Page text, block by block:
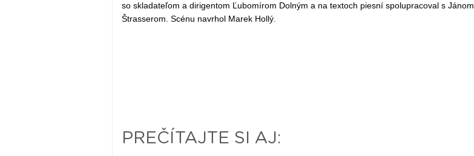
so skladateľom a dirigentom Ľubomírom Dolným a na textoch piesní spolupracoval s Jánom
Štrasserom. Scénu navrhol Marek Hollý.
PREČÍTAJTE SI AJ: